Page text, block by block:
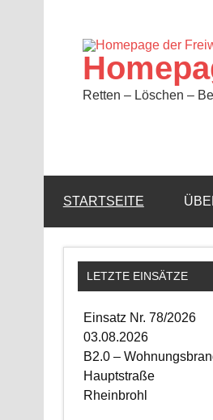
Retten – Löschen –
STARTSEITE
LETZTE EINSÄTZE
Einsatz Nr. 78/2026
03.08.2026
B2.0 –
Hauptstraße
Rheinbrohl